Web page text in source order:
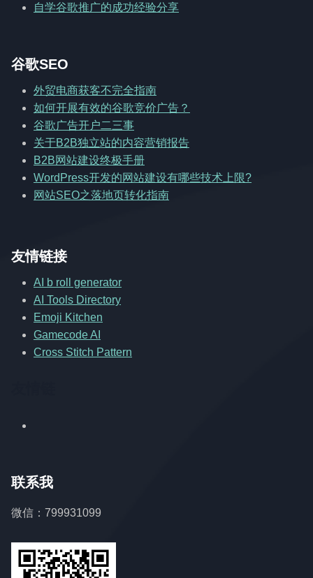
自学谷歌推广的成功经验分享
谷歌SEO
外贸电商获客不完全指南
如何开展有效的谷歌竞价广告？
谷歌广告开户二三事
关于B2B独立站的内容营销报告
B2B网站建设终极手册
WordPress开发的网站建设有哪些技术上限?
网站SEO之落地页转化指南
友情链接
AI b roll generator
AI Tools Directory
Emoji Kitchen
Gamecode AI
Cross Stitch Pattern
联系我
微信：799931099